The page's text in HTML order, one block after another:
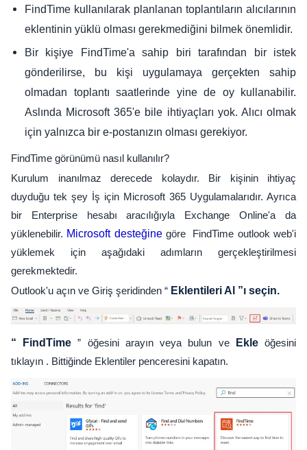
FindTime kullanılarak planlanan toplantıların alıcılarının
eklentinin yüklü olması gerekmediğini bilmek önemlidir.
Bir kişiye FindTime'a sahip biri tarafından bir istek
gönderilirse, bu kişi uygulamaya gerçekten sahip
olmadan toplantı saatlerinde yine de oy kullanabilir.
Aslında Microsoft 365'e bile ihtiyaçları yok. Alıcı olmak
için yalnızca bir e-postanızın olması gerekiyor.
FindTime görünümü nasıl kullanılır?
Kurulum inanılmaz derecede kolaydır. Bir kişinin ihtiyaç
duyduğu tek şey İş için Microsoft 365 Uygulamalarıdır. Ayrıca
bir Enterprise hesabı aracılığıyla Exchange Online'a da
yüklenebilir. Microsoft desteğinegöre FindTime outlook web'i
yüklemek için aşağıdaki adımların gerçekleştirilmesi
gerekmektedir.
Outlook'u açın ve Giriş şeridinden “ Eklentileri Al ”ı seçin.
“ FindTime ” öğesini arayın veya bulun ve Ekleöğesini
tıklayın . Bittiğinde Eklentiler penceresini kapatın.